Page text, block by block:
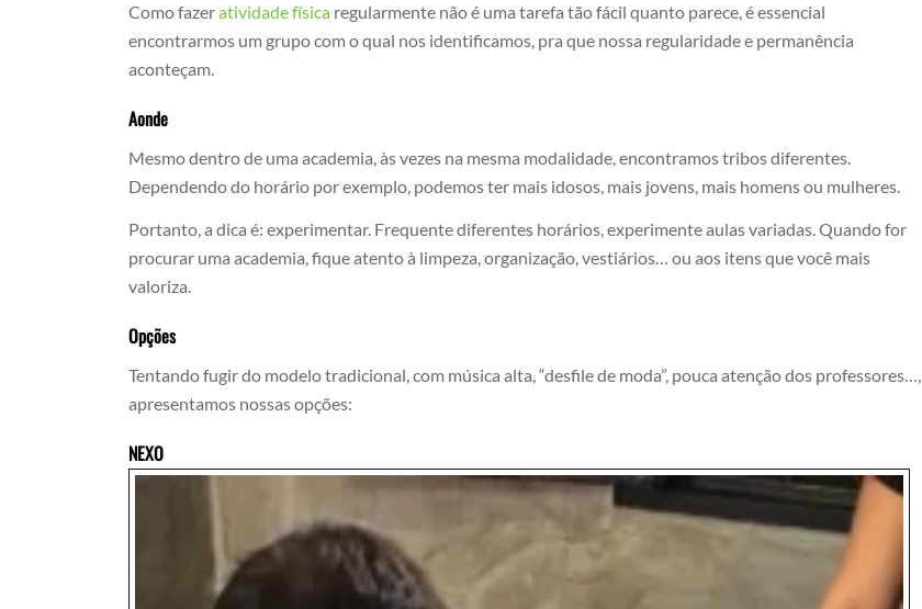
Como fazeratividade física regularmente não é uma tarefa tão fácil quanto parece, é essencial
encontrarmos um grupo com o qual nos identificamos, pra que nossa regularidade e permanência
aconteçam.
Aonde
Mesmo dentro de uma academia, às vezes na mesma modalidade, encontramos tribos diferentes.
Dependendo do horário por exemplo, podemos ter mais idosos, mais jovens, mais homens ou mulheres.
Portanto, a dica é: experimentar. Frequente diferentes horários, experimente aulas variadas. Quando for
procurar uma academia, fique atento à limpeza, organização, vestiários… ou aos itens que você mais
valoriza.
Opções
Tentando fugir do modelo tradicional, com música alta, “desfile de moda”, pouca atenção dos professores…,
apresentamos nossas opções:
NEXO